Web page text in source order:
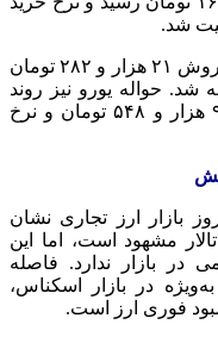
حواله درهم امارات در تالار اول با نرخ فروش ۲۱ هزار و ۲۸۲ تومان
۹۱ تومان معامله شد. حواله یورو نیز روند
افزایشی داشت و نرخ فروش آن به ۹۱ هزار و ۵۴۸ تومان و نرخ
بازار ارز تجاری نشان
مشهود است، اما این
در بازار ندارد. فاصله
در بازار اسکناس،
فوری ارز است.